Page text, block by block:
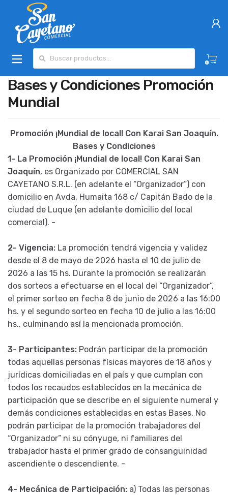
0
Bases y Condiciones Promoción
Mundial
Promoción ¡Mundial de local! Con Karai San Joaquín.
Bases y Condiciones
1- La Promoción ¡Mundial de local! Con Karai San
Joaquín, es Organizado por COMERCIAL SAN
CAYETANO S.R.L. (en adelante el “Organizador”) con
domicilio en Avda. Humaita 168 c/ Capitán Bado de la
ciudad de Luque (en adelante domicilio del local
comercial). -
2- Vigencia: La promoción tendrá vigencia y validez
desde el 8 de mayo de 2026 hasta el 10 de julio de
2026 a las 15 hs. Durante la promoción se realizarán
dos sorteos a efectuarse en el local del “Organizador”,
el primer sorteo en fecha 8 de junio de 2026 a las 16:00
hs. y el segundo sorteo en fecha 10 de julio a las 16:00
hs., culminando así la mencionada promoción.
3- Participantes: Podrán participar de la promoción
todas aquellas personas físicas mayores de 18 años y
jurídicas domiciliadas en el país y que cumplan con
todos los recaudos establecidos en la mecánica de
participación que se describe en el siguiente numeral y
demás condiciones establecidas en estas Bases. No
podrán participar de la promoción trabajadores del
“Organizador” ni su cónyuge, ni familiares del
trabajador hasta el primer grado de consanguinidad
ascendiente o descendiente. -
4- Mecánica de Participación: a) Todas las personas